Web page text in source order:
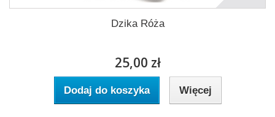
Dzika Róża
25,00 zł
Dodaj do koszyka Więcej